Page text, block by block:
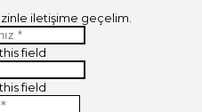
iletişime geçelim.
field
field